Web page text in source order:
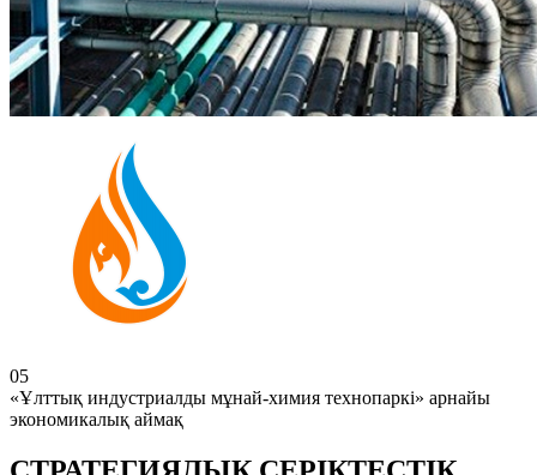
05
«Ұлттық индустриалды мұнай-химия технопаркі» арнайы
экономикалық аймақ